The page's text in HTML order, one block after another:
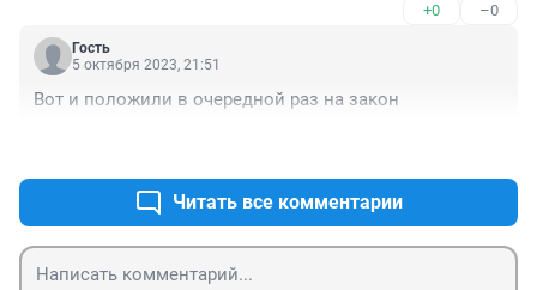
+0 –0
Гость
5 октября 2023, 21:51
Вот и положили в очередной раз на закон
Читать все комментарии